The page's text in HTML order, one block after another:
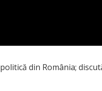
din România;